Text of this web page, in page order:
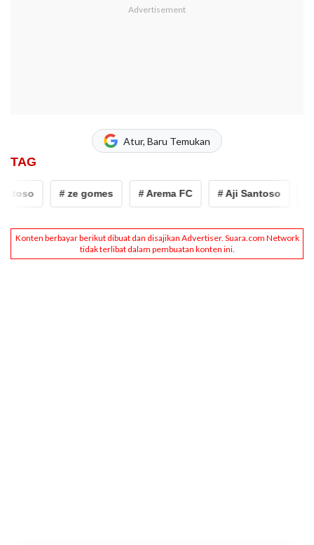
Atur, Baru Temukan
TAG
# ze gomes # Arema FC # Aji Santoso